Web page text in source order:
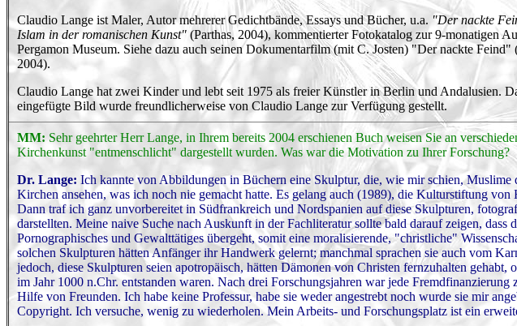
Claudio Lange ist Maler, Autor mehrerer Gedichtbände, Essays und Bücher, u.a. "Der nackte
Islam in der romanischen Kunst" (Parthas, 2004), kommentierter Fotokatalog zur 9-monatigen
Pergamon Museum. Siehe dazu auch seinen Dokumentarfilm (mit C. Josten) "Der nackte Feind"
2004).
Claudio Lange hat zwei Kinder und lebt seit 1975 als freier Künstler in Berlin und Andalusien.
eingefügte Bild wurde freundlicherweise von Claudio Lange zur Verfügung gestellt.
MM: Sehr geehrter Herr Lange, in Ihrem bereits 2004 erschienen Buch weisen Sie an
Kirchenkunst "entmenschlicht" dargestellt wurden. Was war die Motivation zu Ihrer Forschung?
Dr. Lange: Ich kannte von Abbildungen in Büchern eine Skulptur, die, wie mir schien,
Kirchen ansehen, was ich noch nie gemacht hatte. Es gelang auch (1989), die Kulturstiftung
Dann traf ich ganz unvorbereitet in Südfrankreich und Nordspanien auf diese Skulpturen,
darstellten. Meine naive Suche nach Auskunft in der Fachliteratur sollte bald darauf zeigen, dass
Pornographisches und Gewalttätiges übergeht, somit eine moralisierende, "christliche"
solchen Skulpturen hätten Anfänger ihr Handwerk gelernt; manchmal sprachen sie auch vom
jedoch, diese Skulpturen seien apotropäisch, hätten Dämonen von Christen fernzuhalten
im Jahr 1000 n.Chr. entstanden waren. Nach drei Forschungsjahren war jede
Hilfe von Freunden. Ich habe keine Professur, habe sie weder angestrebt noch wurde sie mir
Copyright. Ich versuche, wenig zu wiederholen. Mein Arbeits- und Forschungsplatz ist ein